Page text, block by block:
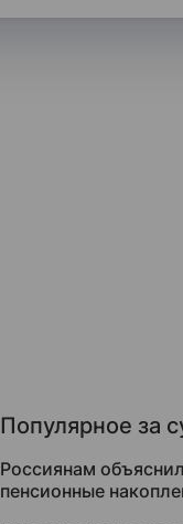
Популярное за
Россиянам
пенсионные